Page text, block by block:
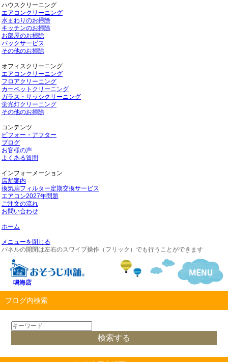
ハウスクリーニング
エアコンクリーニング
水まわりのお掃除
キッチンのお掃除
お部屋のお掃除
パックサービス
その他のお掃除
オフィスクリーニング
エアコンクリーニング
フロアクリーニング
カーペットクリーニング
ガラス・サッシクリーニング
蛍光灯クリーニング
その他のお掃除
コンテンツ
ビフォー・アフター
ブログ
お客様の声
よくある質問
インフォーメーション
店舗案内
換気扇フィルター定期交換サービス
エアコン2027年問題
ご注文の流れ
お問い合わせ
ホーム
メニューを閉じる
パネルの開閉は左右のスワイプ操作（フリック）でも行うことができます
鳴海店
ブログ内検索